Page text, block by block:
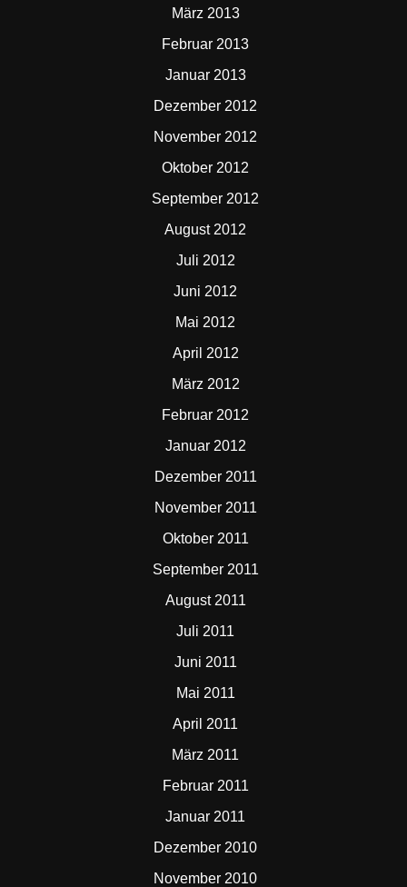
März 2013
Februar 2013
Januar 2013
Dezember 2012
November 2012
Oktober 2012
September 2012
August 2012
Juli 2012
Juni 2012
Mai 2012
April 2012
März 2012
Februar 2012
Januar 2012
Dezember 2011
November 2011
Oktober 2011
September 2011
August 2011
Juli 2011
Juni 2011
Mai 2011
April 2011
März 2011
Februar 2011
Januar 2011
Dezember 2010
November 2010